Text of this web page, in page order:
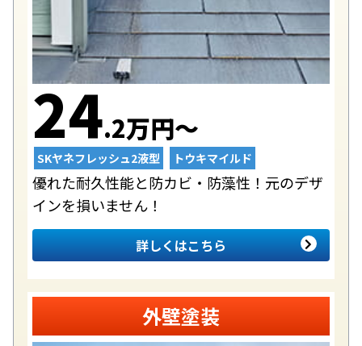
24.2万円〜
SKヤネフレッシュ2液型 トウキマイルド
優れた耐久性能と防カビ・防藻性！元のデザ
インを損いません！
詳しくはこちら
外壁塗装